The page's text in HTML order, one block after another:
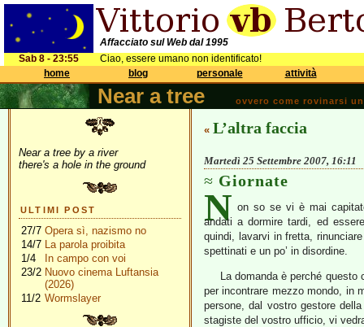
Affacciato sul Web dal 1995
Sab 8 - 23:55
Ciao, essere umano non identificato!
home
blog personale attività
Near a tree ovvero come rovinarsi
Near a tree by a river
there's a hole in the ground
ULTIMI POST
27/7 Opera sì, nazismo no
14/7 La parola proibita
1/4
In campo con voi
23/2 Nuovo cinema Luftansia
(2026)
11/2 Wormslayer
« L’altra faccia
Martedì 25 Settembre 2007, 16:11
Giornate
N on so se vi è mai
andati a dormire tardi, ed
quindi, lavarvi in fretta,
spettinati e un po’ in disordine.
La domanda è perché
per incontrare mezzo mondo, in
persone, dal vostro gestore
stagiste del vostro ufficio, vi